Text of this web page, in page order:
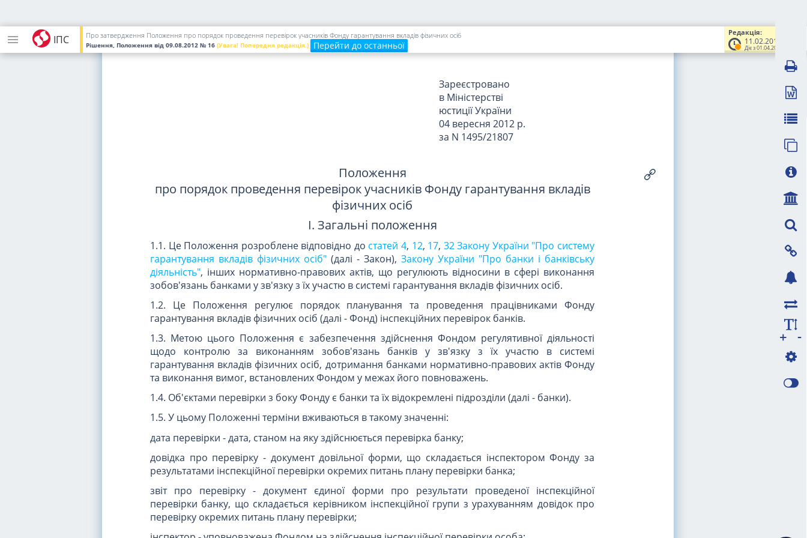
ІПС
Редакція:
11.02.2016
Діє з 01.04.2016
Про затвердження Положення про порядок проведення перевірок учасників Фонду гарантування вкладів фізичних осіб
Рішення, Положення від 09.08.2012 № 16 (Увага! Попередня редакція.) Перейти до останньої
осіб
09.08.2012 N 16
Зареєстровано
в Міністерстві
юстиції України
04 вересня 2012 р.
за N 1495/21807
Положення
про порядок проведення перевірок учасників Фонду гарантування вкладів
фізичних осіб
I. Загальні положення
1.1. Це Положення розроблене відповідно до статей 4, 12, 17, 32 Закону України "Про систему
гарантування вкладів фізичних осіб" (далі - Закон), Закону України "Про банки і банківську
діяльність", інших нормативно-правових актів, що регулюють відносини в сфері виконання
зобов'язань банками у зв'язку з їх участю в системі гарантування вкладів фізичних осіб.
1.2. Це Положення регулює порядок планування та проведення працівниками Фонду
гарантування вкладів фізичних осіб (далі - Фонд) інспекційних перевірок банків.
1.3. Метою цього Положення є забезпечення здійснення Фондом регулятивної діяльності
щодо контролю за виконанням зобов'язань банків у зв'язку з їх участю в системі
гарантування вкладів фізичних осіб, дотримання банками нормативно-правових актів Фонду
та виконання вимог, встановлених Фондом у межах його повноважень.
1.4. Об'єктами перевірки з боку Фонду є банки та їх відокремлені підрозділи (далі - банки).
1.5. У цьому Положенні терміни вживаються в такому значенні:
дата перевірки - дата, станом на яку здійснюється перевірка банку;
довідка про перевірку - документ довільної форми, що складається інспектором Фонду за
результатами інспекційної перевірки окремих питань плану перевірки банка;
звіт про перевірку - документ єдиної форми про результати проведеної інспекційної
перевірки банку, що складається керівником інспекційної групи з урахуванням довідок про
перевірку окремих питань плану перевірки;
-
+